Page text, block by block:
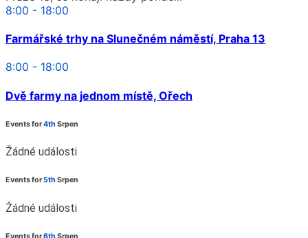
8:00 - 18:00
Farmářské trhy na Slunečném náměstí, Praha 13
8:00 - 18:00
Dvě farmy na jednom místě, Ořech
Events for4th Srpen
Žádné události
Events for5th Srpen
Žádné události